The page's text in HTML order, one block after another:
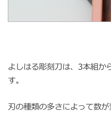
よしはる彫刻刀は、3本組か
す。
刃の種類の多さによって数が